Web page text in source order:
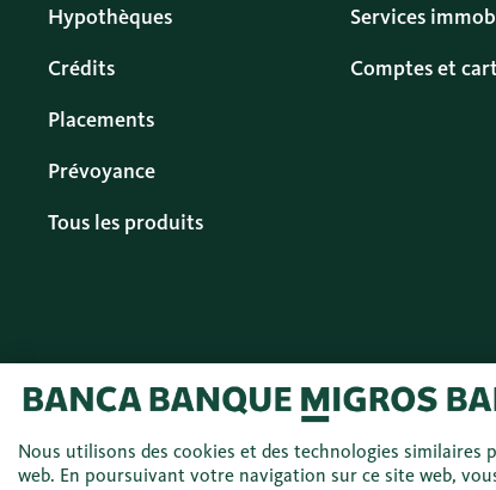
Hypothèques
Crédits
Placements
Prévoyance
Tous les produits
Services
Comptes et
Français (FR)
© 2026 Banque
Migros SA
Nous utilisons des cookies et des technologies similaires
web. En poursuivant votre navigation sur ce site web,